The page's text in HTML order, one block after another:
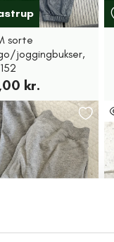
sorte
joggingbukser,
kr.